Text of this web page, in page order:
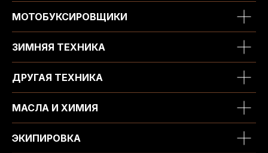
МОТОБУКСИРОВЩИКИ
ЗИМНЯЯ ТЕХНИКА
ДРУГАЯ ТЕХНИКА
МАСЛА И ХИМИЯ
ЭКИПИРОВКА